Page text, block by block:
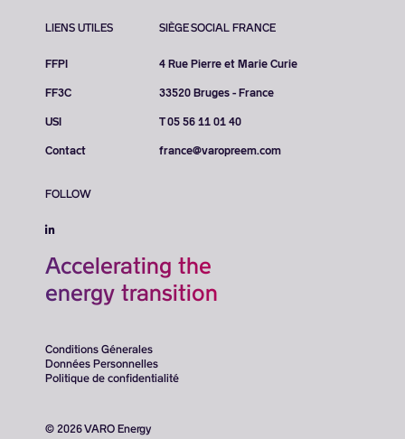
LIENS UTILES
FFPI
FF3C
USI
Contact
SIÈGE SOCIAL FRANCE
4 Rue Pierre et Marie Curie
33520 Bruges - France
T 05 56 11 01 40
france@varopreem.com
FOLLOW
Accelerating the
energy transition
© 2026 VARO Energy
Conditions Génerales
Données Personnelles
Politique de confidentialité